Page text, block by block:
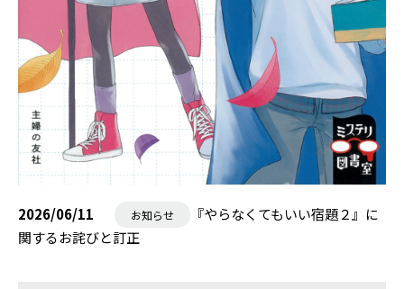
2026/06/11 お知らせ
『やらなくてもいい宿題２』に
関するお詫びと訂正